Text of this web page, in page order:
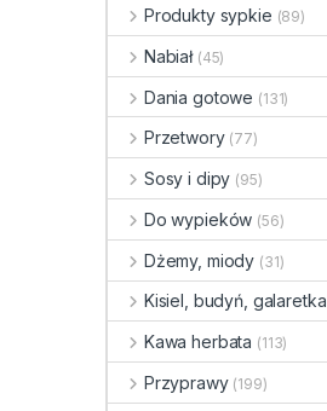
Produkty sypkie (89)
Nabiał (45)
Dania gotowe (131)
Przetwory (77)
Sosy i dipy (95)
Do wypieków (56)
Dżemy, miody (31)
Kisiel, budyń, galaretka
Kawa herbata (113)
Przyprawy (199)